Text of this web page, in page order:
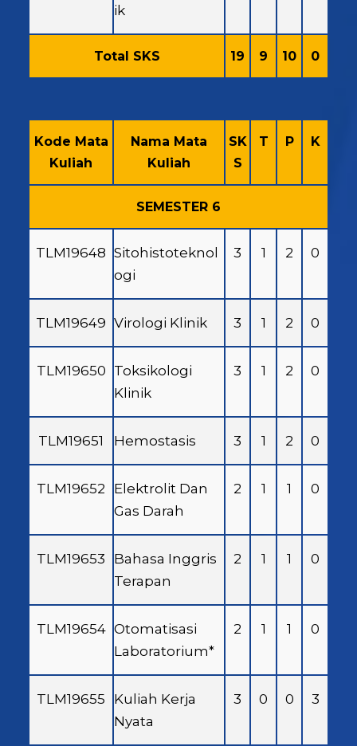
ik
Total SKS 19 9 10 0
Kode Mata
Kuliah
Nama Mata
Kuliah
SK
S
T P K
SEMESTER 6
TLM19648 Sitohistoteknol
ogi
3 1 2 0
TLM19649 Virologi Klinik 3 1 2 0
TLM19650 Toksikologi
Klinik
3 1 2 0
TLM19651 Hemostasis 3 1 2 0
TLM19652
Elektrolit Dan
Gas Darah
2 1 1 0
TLM19653
Bahasa Inggris
Terapan
2 1 1 0
TLM19654 Otomatisasi
Laboratorium*
2 1 1 0
TLM19655
Kuliah Kerja
Nyata
3 0 0 3